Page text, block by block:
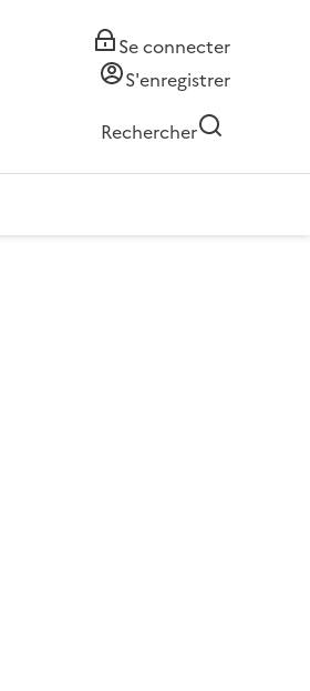
Se connecter
S'enregistrer
Rechercher